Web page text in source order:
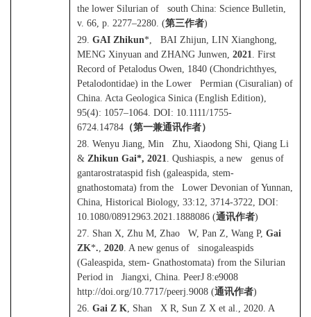
the lower Silurian of south China: Science Bulletin,
v. 66, p. 2277–2280. (第三作者)
29. GAI Zhikun*, BAI Zhijun, LIN Xianghong,
MENG Xinyuan and ZHANG Junwen, 2021. First
Record of Petalodus Owen, 1840 (Chondrichthyes,
Petalodontidae) in the Lower Permian (Cisuralian) of
China. Acta Geologica Sinica (English Edition),
95(4): 1057–1064. DOI: 10.1111/1755-
6724.14784 （第一兼通讯作者）
28. Wenyu Jiang, Min Zhu, Xiaodong Shi, Qiang Li
& Zhikun Gai*, 2021. Qushiaspis, a new genus of
gantarostrataspid fish (galeaspida, stem-
gnathostomata) from the Lower Devonian of Yunnan,
China, Historical Biology, 33:12, 3714-3722, DOI:
10.1080/08912963.2021.1888086 (通讯作者)
27. Shan X, Zhu M, Zhao W, Pan Z, Wang P, Gai
ZK*., 2020. A new genus of sinogaleaspids
(Galeaspida, stem- Gnathostomata) from the Silurian
Period in Jiangxi, China. PeerJ 8:e9008
http://doi.org/10.7717/peerj.9008 (通讯作者)
26. Gai Z K, Shan X R, Sun Z X et al., 2020. A